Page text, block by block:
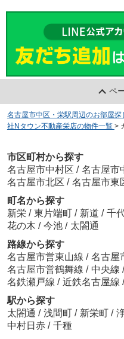
ペ
名古屋市中区・栄駅周辺のお部屋
社Nタウン不動産栄店の物件一覧 >
市区町村から探す
名古屋市中村区 / 名古屋市
名古屋市北区 / 名古屋市東
町名から探す
新栄 / 東片端町 / 新道 / 千
花の木 / 今池 / 太閤通
路線から探す
名古屋市営東山線 / 名古屋
名古屋市営鶴舞線 / 中央線 /
名鉄瀬戸線 / 近鉄名古屋線 /
駅から探す
太閤通 / 浅間町 / 新栄町 /
中村日赤 / 千種